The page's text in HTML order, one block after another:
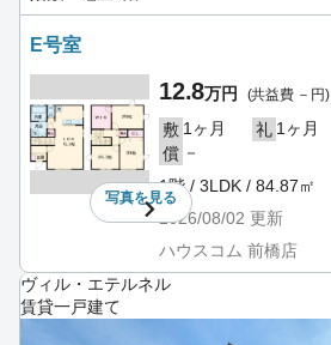
E号室
写真を見る
12.8万円 (共益費 －円)
敷 1ヶ月 礼 1ヶ月
償 －
1階 / 3LDK / 84.87㎡
2026/08/02 更新
ハウスコム 前橋店
ヴィル・エテルネル
賃貸一戸建て